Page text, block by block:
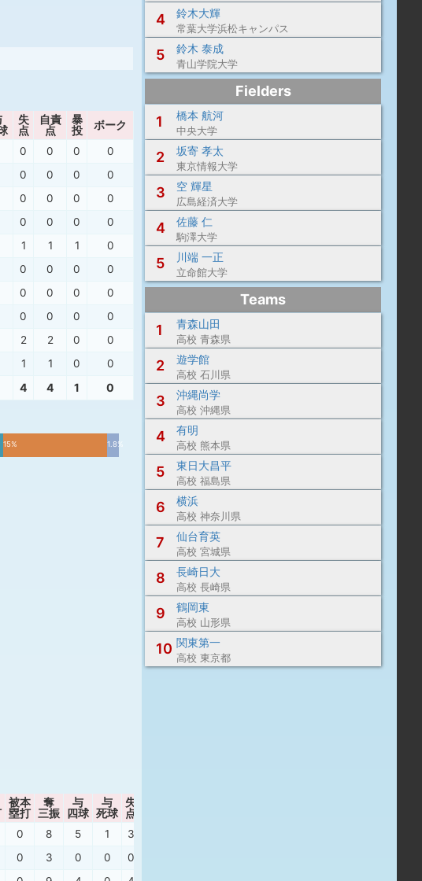
失
点
自責
点
暴
投
ボーク
0 0 0
0
0 0 0
0
0 0 0
0
0 0 0
0
1 1 1
0
0 0 0
0
0 0 0
0
0 0 0
0
2 2 0
0
1 1 0 0
4 4 1 0
15% 1.8%
被本
塁打
奪
三振
与
四球
与
死球
失
点
0 8 5 1 3
0 3 0 0 0
4 鈴木大輝
常葉大学浜松キャンパス
5 鈴木 泰成
青山学院大学
Fielders
1
橋本 航河
中央大学
2 坂寄 孝太
東京情報大学
3 空 輝星
広島経済大学
4 佐藤 仁
駒澤大学
5 川端 一正
立命館大学
Teams
1
青森山田
高校 青森県
2 遊学館
高校 石川県
3 沖縄尚学
高校 沖縄県
4 有明
高校 熊本県
5 東日大昌平
高校 福島県
6 横浜
高校 神奈川県
7 仙台育英
高校 宮城県
8 長崎日大
高校 長崎県
9 鶴岡東
高校 山形県
10 関東第一
高校 東京都